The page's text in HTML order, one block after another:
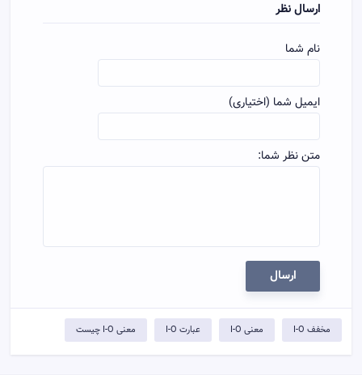
ارسال نظر
نام شما
ایمیل شما (اختیاری)
متن نظر شما:
ارسال
مخفف I-O معنی I-O عبارت I-O معنی I-O چیست